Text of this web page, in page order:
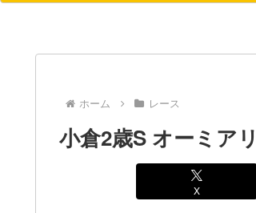
ホーム レース
小倉2歳S オーミア
X